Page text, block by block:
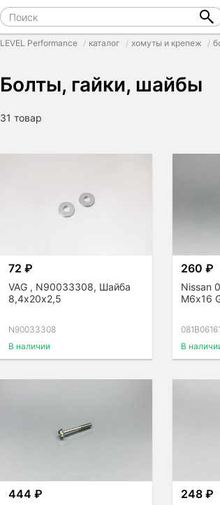
LEVEL Performance каталог хомуты и крепеж
Болты, гайки, шайбы
31 товар
72 ₽
VAG , N90033308, Шайба
8,4х20х2,5
N90033308
В наличии
260 ₽
Nissan
М6х16
В
444 ₽ 248 ₽